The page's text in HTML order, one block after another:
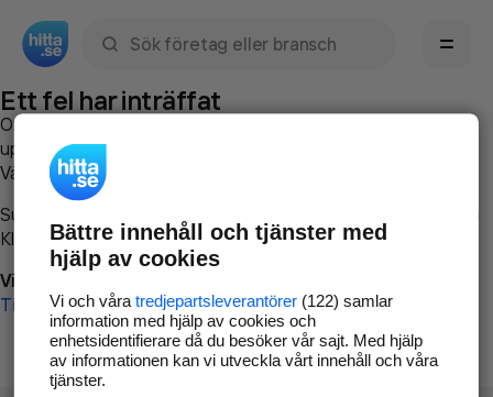
Ett fel har inträffat
Om du vill kan du
uppstod så att vi lättare och snabbare kan avhjälpa det.
Vänligen försök med följande:
Surfa till
Klicka påTillbaka-knappen i webbläsaren och försök igen
Vi beklagar besväret!
Till startsidan
Bättre innehåll och tjänster med
hjälp av cookies
Vi och våra tredjepartsleverantörer(122) samlar
information med hjälp av cookies och
enhetsidentifierare då du besöker vår sajt. Med hjälp
av informationen kan vi utveckla vårt innehåll och våra
tjänster.